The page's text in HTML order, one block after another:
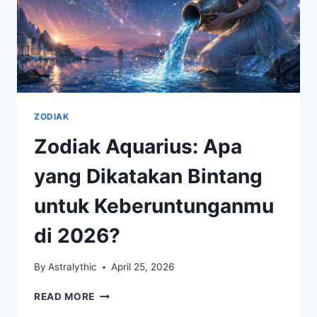
ZODIAK
Zodiak Aquarius: Apa
yang Dikatakan Bintang
untuk Keberuntunganmu
di 2026?
By Astralythic April 25, 2026
READ MORE ZODIAK